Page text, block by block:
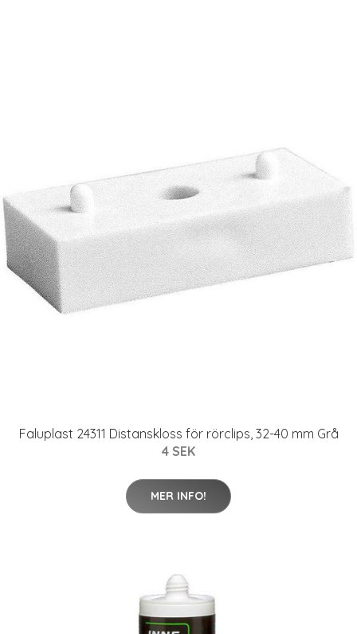
Faluplast 24311 Distanskloss för rörclips, 32-40 mm Grå
4 SEK
MER INFO!